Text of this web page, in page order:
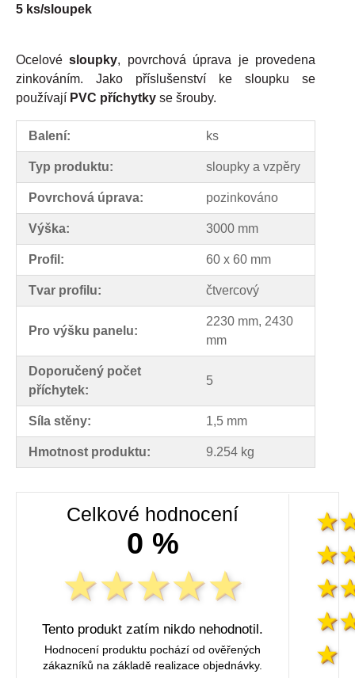
5 ks/sloupek
Ocelovésloupky, povrchová úprava je provedena
zinkováním. Jako příslušenství ke sloupku se
používají PVC příchytky se šrouby.
Balení: ks
Typ produktu: sloupky a vzpěry
Povrchová úprava: pozinkováno
Výška: 3000 mm
Profil: 60 x 60 mm
Tvar profilu: čtvercový
Pro výšku panelu:
2230 mm, 2430
mm
Doporučený počet
příchytek:
5
Síla stěny: 1,5 mm
Hmotnost produktu: 9.254 kg
Celkové hodnocení
0 %
Tento produkt zatím nikdo nehodnotil.
Hodnocení produktu pochází od ověřených
zákazníků na základě realizace objednávky.